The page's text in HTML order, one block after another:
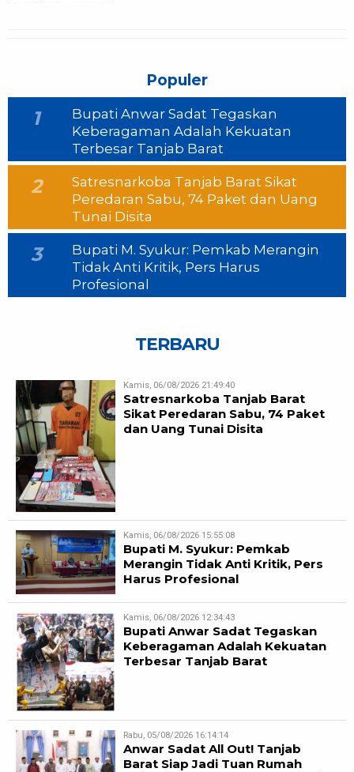
Populer
1
Bupati Anwar Sadat Tegaskan
Keberagaman Adalah Kekuatan
Terbesar Tanjab Barat
2
Satresnarkoba Tanjab Barat Sikat
Peredaran Sabu, 74 Paket dan Uang
Tunai Disita
3
Bupati M. Syukur: Pemkab Merangin
Tidak Anti Kritik, Pers Harus
Profesional
TERBARU
Kamis, 06/08/2026 21:49:40
Satresnarkoba Tanjab Barat
Sikat Peredaran Sabu, 74 Paket
dan Uang Tunai Disita
Kamis, 06/08/2026 15:55:08
Bupati M. Syukur: Pemkab
Merangin Tidak Anti Kritik, Pers
Harus Profesional
Kamis, 06/08/2026 12:34:43
Bupati Anwar Sadat Tegaskan
Keberagaman Adalah Kekuatan
Terbesar Tanjab Barat
Rabu, 05/08/2026 16:14:14
Anwar Sadat All Out! Tanjab
Barat Siap Jadi Tuan Rumah